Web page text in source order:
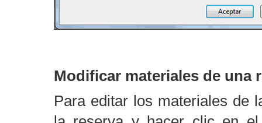
Modificar materiales de una
Para editar los materiales de